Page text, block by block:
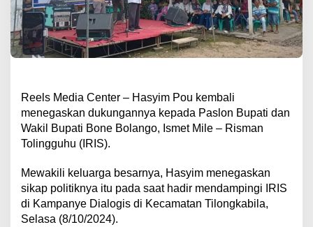
Reels Media Center – Hasyim Pou kembali
menegaskan dukungannya kepada Paslon Bupati dan
Wakil Bupati Bone Bolango, Ismet Mile – Risman
Tolingguhu (IRIS).
Mewakili keluarga besarnya, Hasyim menegaskan
sikap politiknya itu pada saat hadir mendampingi IRIS
di Kampanye Dialogis di Kecamatan Tilongkabila,
Selasa (8/10/2024).